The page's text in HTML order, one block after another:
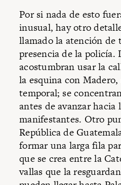
Por si nada de esto
inusual, hay otro
llamado la atención de
presencia de la policía.
acostumbran usar la
la esquina con Madero,
temporal; se
antes de avanzar
manifestantes. Otro
República de
formar una larga fila
que se crea entre la
vallas que la